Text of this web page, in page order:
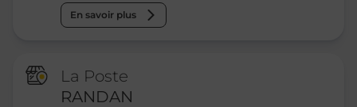
En savoir plus
La Poste
RANDAN